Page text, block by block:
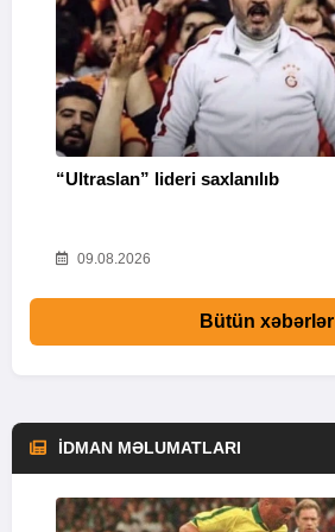
“Ultraslan” lideri saxlanılıb
09.08.2026
Bütün xəbərlər
İDMAN MƏLUMATLARI